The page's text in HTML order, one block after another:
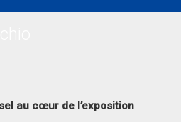
au cœur de l’exposition